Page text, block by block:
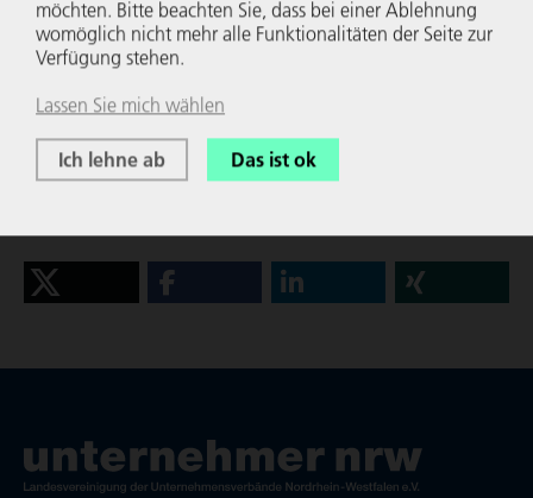
neh­mens­ver­bände Nordrhein-Westfalen,
Haupt­ge­schäfts­füh­rer
seit 1.1.2022: Verband der Metall- und
Elektro-Industrie Nordrhein-Westfalen e.V.,
Haupt­ge­schäfts­füh­rer
möchten. Bitte beachten Sie, dass bei einer Ablehnung
womöglich nicht mehr alle Funk­tio­na­li­täten der Seite zur
Verfügung stehen.
Lassen Sie mich wählen
Ich lehne ab Das ist ok